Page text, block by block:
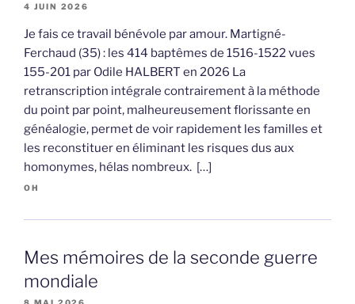
4 JUIN 2026
Je fais ce travail bénévole par amour. Martigné-
Ferchaud (35) : les 414 baptêmes de 1516-1522 vues
155-201 par Odile HALBERT en 2026 La
retranscription intégrale contrairement à la méthode
du point par point, malheureusement florissante en
généalogie, permet de voir rapidement les familles et
les reconstituer en éliminant les risques dus aux
homonymes, hélas nombreux. […]
OH
Mes mémoires de la seconde guerre
mondiale